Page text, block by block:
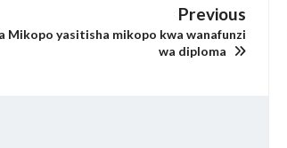
Previous
Mikopo yasitisha mikopo kwa wanafunzi
wa diploma